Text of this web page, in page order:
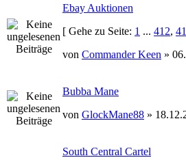
Ebay Auktionen
[ Gehe zu Seite: 1 ... 412,
von Commander Keen »
Bubba Mane
von GlockMane88 »
South Central Cartel